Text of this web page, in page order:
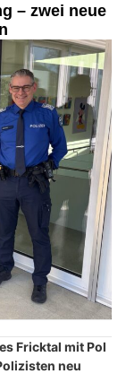
– zwei neue
Fricktal mit Pol
neu